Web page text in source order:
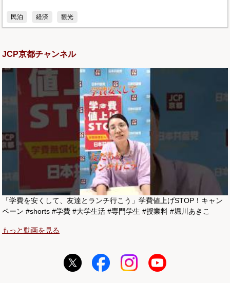
民泊 経済 観光
JCP京都チャンネル
「学費を安くして、友達とランチ行こう」学費値上げSTOP！キャン
ペーン #shorts #学費 #大学生活 #専門学生 #授業料 #堀川あきこ
もっと動画を見る